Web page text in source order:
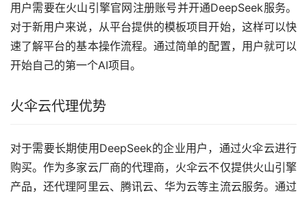
用户需要在火山引擎官网注册账号并开通DeepSeek服务。
对于新用户来说，从平台提供的模板项目开始，这样可以快
速了解平台的基本操作流程。通过简单的配置，用户就可以
开始自己的第一个AI项目。
火伞云代理优势
对于需要长期使用DeepSeek的企业用户，通过火伞云进行
购买。作为多家云厂商的代理商，火伞云不仅提供火山引擎
产品，还代理阿里云、腾讯云、华为云等主流云服务。通过